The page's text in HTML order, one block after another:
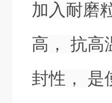
加入耐磨
高， 抗高
封性， 是